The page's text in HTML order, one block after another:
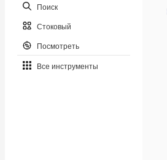
Поиск
Стоковый
Посмотреть
Все инструменты